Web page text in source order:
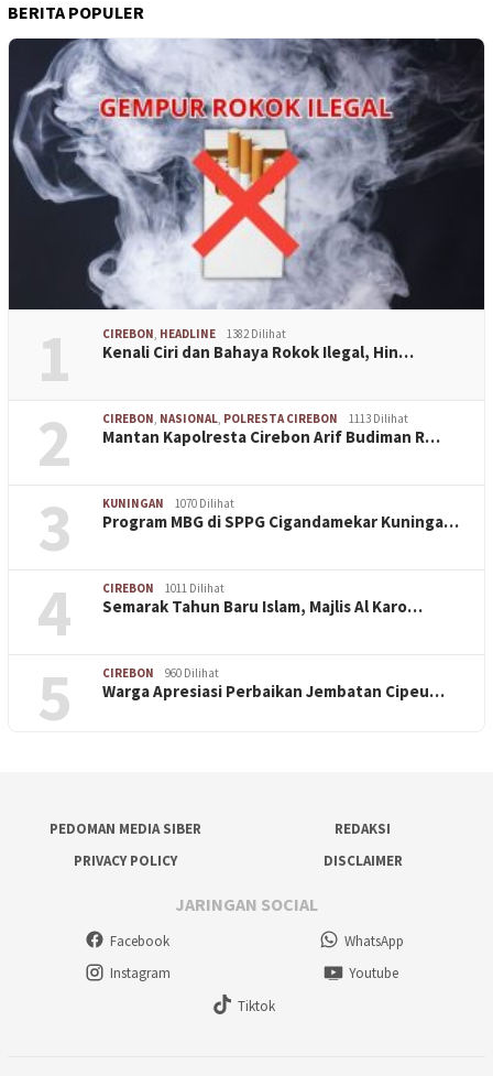
BERITA POPULER
1 CIREBON, HEADLINE 1382 Dilihat
Kenali Ciri dan Bahaya Rokok Ilegal, Hin…
2 CIREBON, NASIONAL, POLRESTA CIREBON 1113 Dilihat
Mantan Kapolresta Cirebon Arif Budiman R…
3 KUNINGAN 1070 Dilihat
Program MBG di SPPG Cigandamekar Kuninga…
4 CIREBON 1011 Dilihat
Semarak Tahun Baru Islam, Majlis Al Karo…
5 CIREBON 960 Dilihat
Warga Apresiasi Perbaikan Jembatan Cipeu…
PEDOMAN MEDIA SIBER
REDAKSI
PRIVACY POLICY
DISCLAIMER
JARINGAN SOCIAL
Facebook
WhatsApp
Instagram
Youtube
Tiktok